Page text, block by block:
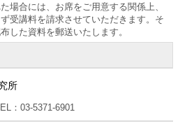
場合には、お席をご用意する関係上、
受講料を請求させていただきます。そ
した資料を郵送いたします。
所
：03-5371-6901